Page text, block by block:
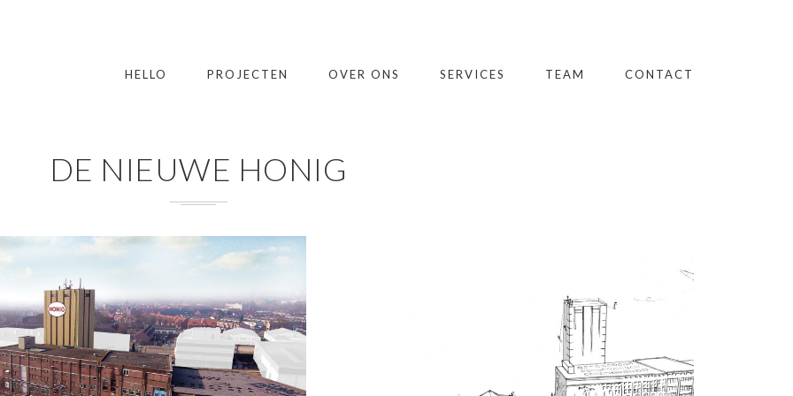
HELLO PROJECTEN OVER ONS SERVICES TEAM CONTACT
DE NIEUWE HONIG